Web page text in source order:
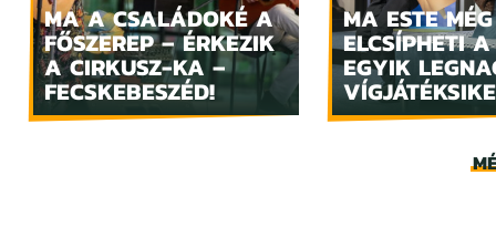
MA A CSALÁDOKÉ A
FŐSZEREP – ÉRKEZIK
A CIRKUSZ-KA –
FECSKEBESZÉD!
MA ESTE MÉG
ELCSÍPHETI
EGYIK